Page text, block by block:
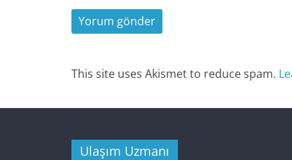
This site uses Akismet to reduce spam.
Ulaşım Uzmanı